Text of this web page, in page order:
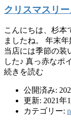
クリスマスリー
こんにちは、杉本
ましたね。 年末
当店には季節の装
した♪ 真っ赤なポ
続きを読む
公開済み:
更新: 2021年
カテゴリー: